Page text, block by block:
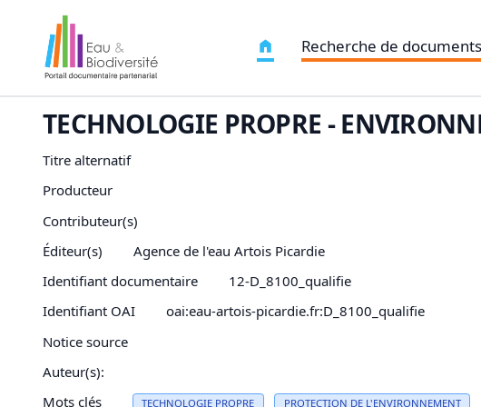
Recherche de documents
TECHNOLOGIE PROPRE -
Titre alternatif
Producteur
Contributeur(s)
Éditeur(s)
Agence de l'eau Artois Picardie
Identifiant documentaire
12-D_8100_qualifie
Identifiant OAI
oai:eau-artois-picardie.fr:D_8100_qualifie
Notice source
Auteur(s):
Mots clés
TECHNOLOGIE PROPRE PROTECTION DE L'ENVIRONNEMENT